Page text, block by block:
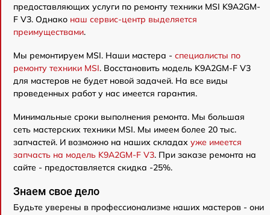
предоставляющих услуги по ремонту техники MSI K9A2GM-
F V3. Однако наш сервис-центр выделяется
преимуществами.
Мы ремонтируем MSI. Наши мастера - специалисты по
ремонту техники MSI. Восстановить модель K9A2GM-F V3
для мастеров не будет новой задачей. На все виды
проведенных работ у нас имеется гарантия.
Минимальные сроки выполнения ремонта. Мы большая
сеть мастерских техники MSI. Мы имеем более 20 тыс.
запчастей. И возможно на наших складах уже имеется
запчасть на модель K9A2GM-F V3. При заказе ремонта на
сайте - предоставляется скидка -25%.
Знаем свое дело
Будьте уверены в профессионализме наших мастеров - они